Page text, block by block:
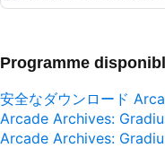
Programme
安全なダウンロード
Arcade Archives: